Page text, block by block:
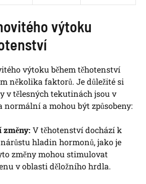
výtoku
výtoku během těhotenství
několika faktorů. Je důležité si
v tělesných tekutinách jsou v
normální a mohou být způsobeny:
V těhotenství dochází k
hladin hormonů, jako je
změny mohou stimulovat
v oblasti děložního hrdla.